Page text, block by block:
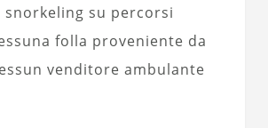
snorkeling su percorsi
folla proveniente da
venditore ambulante